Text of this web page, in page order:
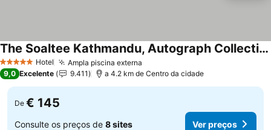
5 Estrelas Hotel Ampla piscina externa
The Soaltee Kathmandu, Autograph Collection
9,0 Excelente 9.411 a 4.2 km de Centro da cidade
De € 145
Consulte os preços de 8 sites Ver preços